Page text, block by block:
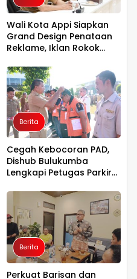
Wali Kota Appi Siapkan
Grand Design Penataan
Reklame, Iklan Rokok
Berita
Cegah Kebocoran PAD,
Dishub Bulukumba
Lengkapi Petugas Parkir
Tanda Pengenal
Berita
Perkuat Barisan dan